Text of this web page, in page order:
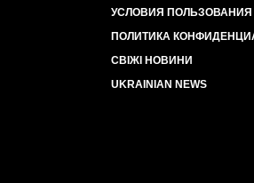
УСЛОВИЯ ПОЛЬЗОВАНИЯ
ПОЛИТИКА
СВІЖІ НОВИНИ
UKRAINIAN NEWS